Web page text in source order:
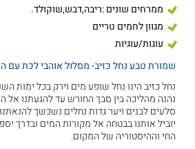
ממרחים שונים :ריבה,דבש,שוקולד.
מגוון לחמים טריים
עוגות/עוגיות
שמורת טבע נחל כזיב- מסלול אוהבי לכת עם
נחל כזיב הינו נחל שופע מים וירק בכל ימות
נהנה מהליכה בין סבך החורש עד להגעתנו אל
סלעים לבנים ויער גדות נחלים נשכשך
יוביל אותנו בבטחה אל מקורות המים ובדרך
החי וההיסטוריה של המקום.